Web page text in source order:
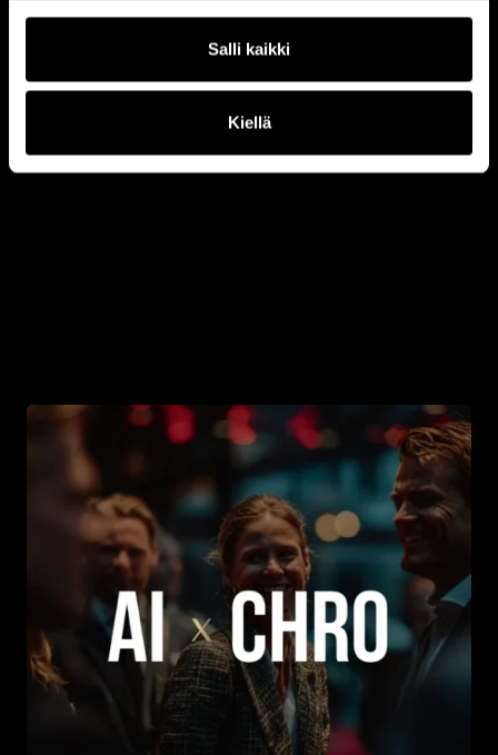
Salli kaikki
Kiellä
add_2